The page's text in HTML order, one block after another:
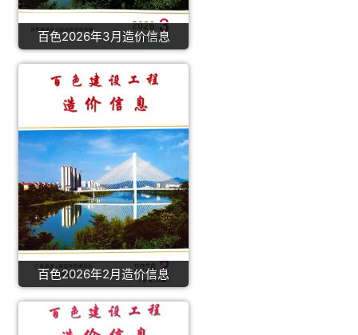
百色2026年3月造价信息
百色2026年2月造价信息